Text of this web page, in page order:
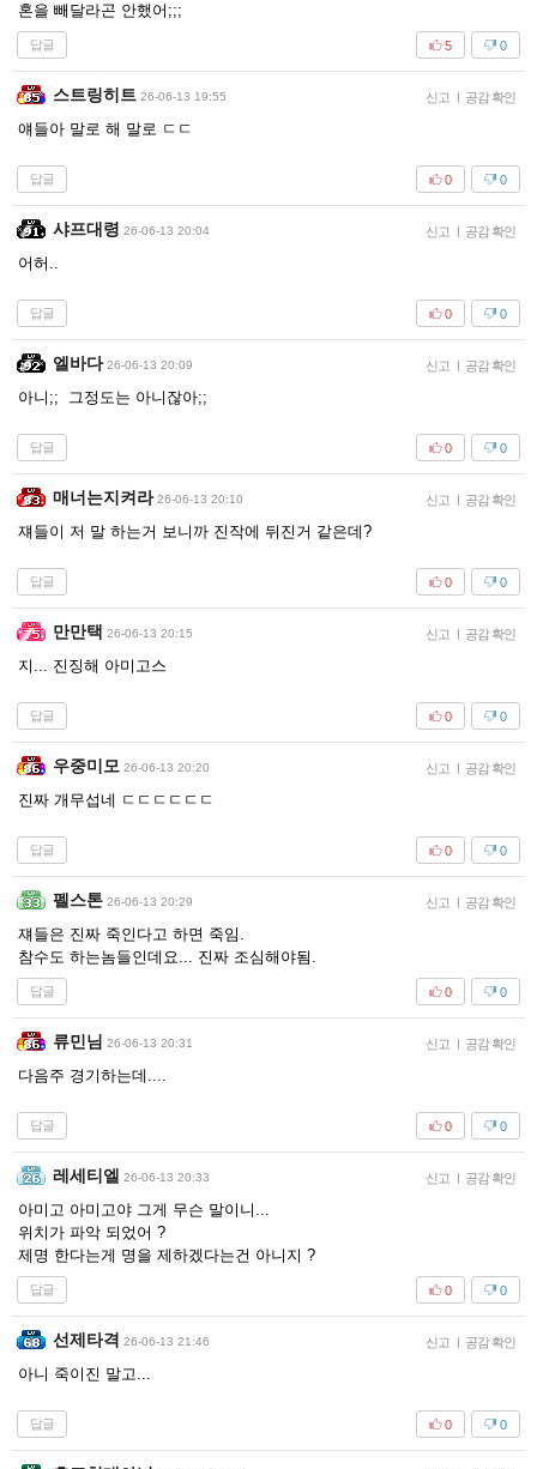
혼을 빼달라곤 안했어;;;
답글 0
5
스트링히트 26-06-13 19:55 신고 | 공감 확인
얘들아 말로 해 말로 ㄷㄷ
답글 0
0
샤프대령 26-06-13 20:04 신고 | 공감 확인
어허..
답글 0
0
엘바다 26-06-13 20:09 신고 | 공감 확인
아니;; 그정도는 아니잖아;;
답글 0
0
매너는지켜라 26-06-13 20:10 신고 | 공감 확인
쟤들이 저 말 하는거 보니까 진작에 뒤진거 같은데?
답글 0
0
만만택 26-06-13 20:15 신고 | 공감 확인
지... 진징해 아미고스
답글 0
0
우중미모 26-06-13 20:20 신고 | 공감 확인
진짜 개무섭네 ㄷㄷㄷㄷㄷㄷ
답글 0
0
펠스톤 26-06-13 20:29 신고 | 공감 확인
쟤들은 진짜 죽인다고 하면 죽임.
참수도 하는놈들인데요... 진짜 조심해야됨.
답글 0
0
류민님 26-06-13 20:31 신고 | 공감 확인
다음주 경기하는데....
답글 0
0
레세티엘 26-06-13 20:33 신고 | 공감 확인
아미고 아미고야 그게 무슨 말이니...
위치가 파악 되었어 ?
제명 한다는게 명을 제하겠다는건 아니지 ?
답글 0
0
선제타격 26-06-13 21:46 신고 | 공감 확인
아니 죽이진 말고...
답글 0
0